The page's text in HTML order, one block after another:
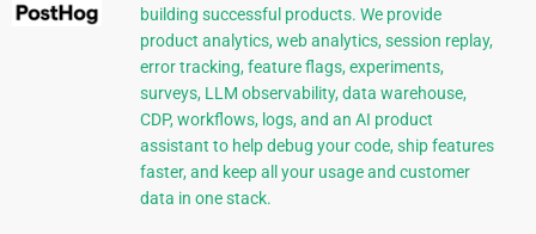
building successful products. We provide
product analytics, web analytics, session replay,
error tracking, feature flags, experiments,
surveys, LLM observability, data warehouse,
CDP, workflows, logs, and an AI product
assistant to help debug your code, ship features
faster, and keep all your usage and customer
data in one stack.